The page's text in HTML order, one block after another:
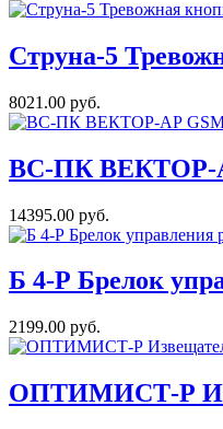
Струна-5
8021.00 руб.
ВС-ПК ВЕКТОР-
14395.00 руб.
Б 4-Р Брелок
2199.00 руб.
ОПТИМИСТ-Р